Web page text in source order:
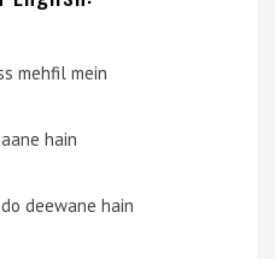
mehfil mein
hain
deewane hain